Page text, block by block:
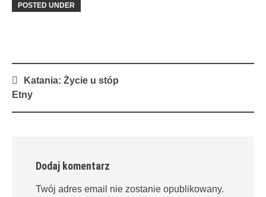
POSTED UNDER
Post
navigation
Katania: Życie u stóp
Etny
Dodaj komentarz
Twój adres email nie zostanie opublikowany.